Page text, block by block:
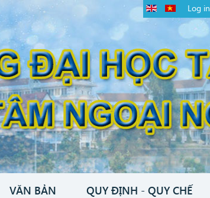
Log in
VĂN BẢN QUY ĐỊNH - QUY CHẾ